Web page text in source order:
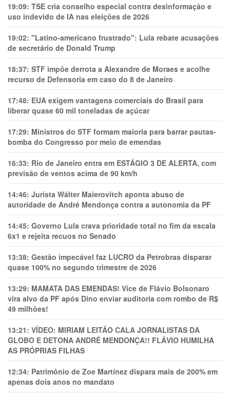
19:09: TSE cria conselho especial contra desinformação e
uso indevido de IA nas eleições de 2026
19:02: "Latino-americano frustrado": Lula rebate acusações
de secretário de Donald Trump
18:37: STF impõe derrota a Alexandre de Moraes e acolhe
recurso de Defensoria em caso do 8 de Janeiro
17:48: EUA exigem vantagens comerciais do Brasil para
liberar quase 60 mil toneladas de açúcar
17:29: Ministros do STF formam maioria para barrar pautas-
bomba do Congresso por meio de emendas
16:33: Rio de Janeiro entra em ESTÁGIO 3 DE ALERTA, com
previsão de ventos acima de 90 km/h
14:46: Jurista Wálter Maierovitch aponta abuso de
autoridade de André Mendonça contra a autonomia da PF
14:45: Governo Lula crava prioridade total no fim da escala
6x1 e rejeita recuos no Senado
13:38: Gestão impecável faz LUCRO da Petrobras disparar
quase 100% no segundo trimestre de 2026
13:29: MAMATA DAS EMENDAS! Vice de Flávio Bolsonaro
vira alvo da PF após Dino enviar auditoria com rombo de R$
49 milhões!
13:21: VÍDEO: MIRIAM LEITÃO CALA JORNALISTAS DA
GLOBO E DETONA ANDRÉ MENDONÇA!! FLÁVIO HUMILHA
AS PRÓPRIAS FILHAS
12:34: Patrimônio de Zoe Martínez dispara mais de 200% em
apenas dois anos no mandato